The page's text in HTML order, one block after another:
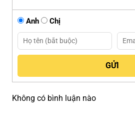
Anh Chị
Không có bình luận nào